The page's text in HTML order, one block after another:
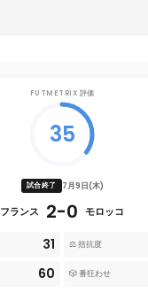
FUTMETRIX 評価
35
試合終了 7月9日(木)
フランス 2-0 モロッコ
31 ⚖️ 拮抗度
60 🎲 番狂わせ